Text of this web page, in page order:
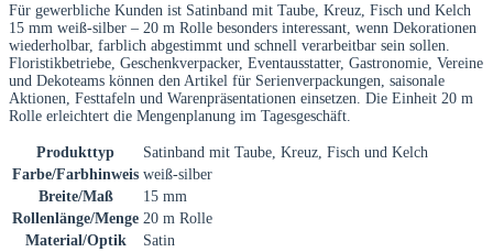
Für gewerbliche Kunden ist Satinband mit Taube, Kreuz, Fisch und Kelch
15 mm weiß-silber – 20 m Rolle besonders interessant, wenn Dekorationen
wiederholbar, farblich abgestimmt und schnell verarbeitbar sein sollen.
Floristikbetriebe, Geschenkverpacker, Eventausstatter, Gastronomie, Vereine
und Dekoteams können den Artikel für Serienverpackungen, saisonale
Aktionen, Festtafeln und Warenpräsentationen einsetzen. Die Einheit 20 m
Rolle erleichtert die Mengenplanung im Tagesgeschäft.
Produkttyp
Satinband mit Taube, Kreuz, Fisch und Kelch
Farbe/Farbhinweis weiß-silber
Breite/Maß
15 mm
Rollenlänge/Menge 20 m Rolle
Material/Optik
Satin